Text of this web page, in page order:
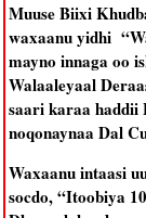
Muuse Biixi
waxaanu yidhi
mayno innaga oo
Walaaleyaal
saari karaa haddii
noqonaynaa Dal
Waxaanu intaasi
socdo, “Itoobiya